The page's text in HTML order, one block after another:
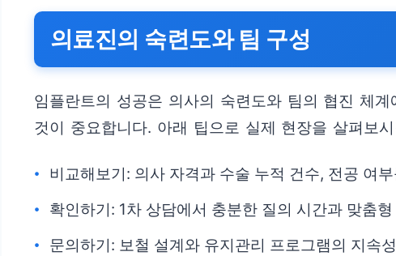
의료진의 숙련도와 팀 구성
임플란트의 성공은 의사의 숙련도와 팀의 협진 체
것이 중요합니다. 아래 팁으로 실제 현장을 살펴보
비교해보기: 의사 자격과 수술 누적 건수, 전공 여
확인하기: 1차 상담에서 충분한 질의 시간과 맞춤
문의하기: 보철 설계와 유지관리 프로그램의 지속